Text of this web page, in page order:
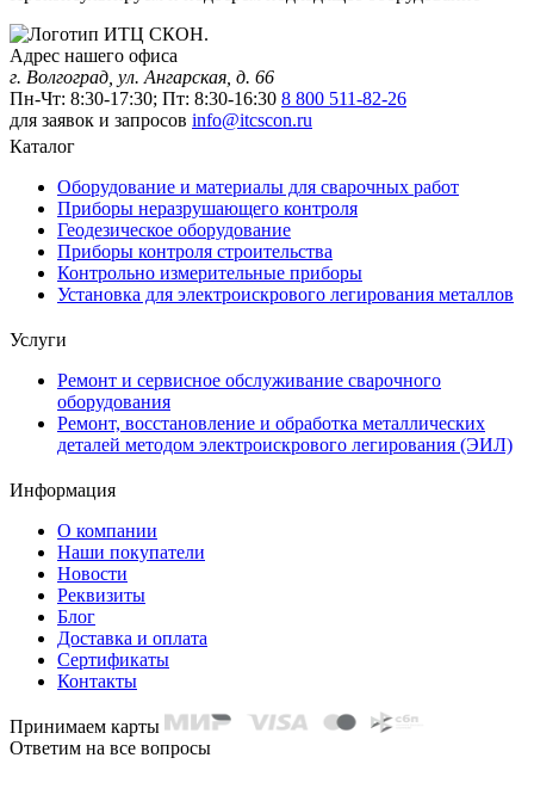
Адрес нашего офиса
г. Волгоград, ул. Ангарская, д. 66
Пн-Чт: 8:30-17:30; Пт: 8:30-16:30 8 800 511-82-26
для заявок и запросов info@itcscon.ru
Каталог
Оборудование и материалы для сварочных работ
Приборы неразрушающего контроля
Геодезическое оборудование
Приборы контроля строительства
Контрольно измерительные приборы
Установка для электроискрового легирования металлов
Услуги
Ремонт и сервисное обслуживание сварочного
оборудования
Ремонт, восстановление и обработка металлических
деталей методом электроискрового легирования (ЭИЛ)
Информация
О компании
Наши покупатели
Новости
Реквизиты
Блог
Доставка и оплата
Сертификаты
Контакты
Принимаем карты
Ответим на все вопросы